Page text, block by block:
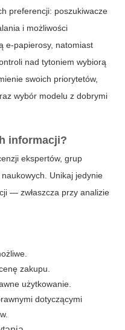
preferencji: poszukiwacze
i możliwości
e-papierosy, natomiast
nad tytoniem wybiorą
swoich priorytetów,
wybór modelu z dobrymi
informacji?
ekspertów, grup
Unikaj jedynie
— zwłaszcza przy analizie
zakupu.
użytkowanie.
dotyczącymi